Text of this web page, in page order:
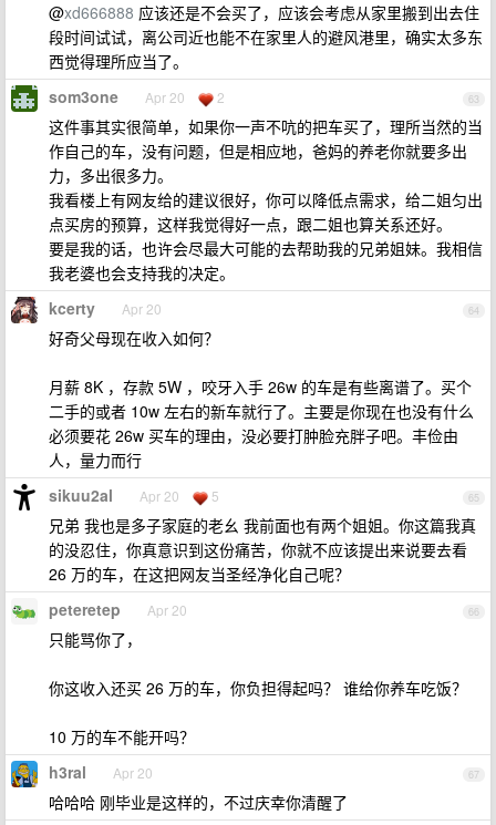
@xd666888 应该还是不会买了，应该会考虑从家里搬到出去住
段时间试试，离公司近也能不在家里人的避风港里，确实太多东
西觉得理所应当了。
63
som3one Apr 20 2
这件事其实很简单，如果你一声不吭的把车买了，理所当然的当
作自己的车，没有问题，但是相应地，爸妈的养老你就要多出
力，多出很多力。
我看楼上有网友给的建议很好，你可以降低点需求，给二姐匀出
点买房的预算，这样我觉得好一点，跟二姐也算关系还好。
要是我的话，也许会尽最大可能的去帮助我的兄弟姐妹。我相信
我老婆也会支持我的决定。
64
kcerty Apr 20
好奇父母现在收入如何？
月薪 8K ，存款 5W ，咬牙入手 26w 的车是有些离谱了。买个
二手的或者 10w 左右的新车就行了。主要是你现在也没有什么
必须要花 26w 买车的理由，没必要打肿脸充胖子吧。丰俭由
人，量力而行
65
sikuu2al Apr 20 5
兄弟 我也是多子家庭的老幺 我前面也有两个姐姐。你这篇我真
的没忍住，你真意识到这份痛苦，你就不应该提出来说要去看
26 万的车，在这把网友当圣经净化自己呢？
66
peteretep Apr 20
只能骂你了，
你这收入还买 26 万的车，你负担得起吗？ 谁给你养车吃饭？
10 万的车不能开吗？
67
h3ral Apr 20
哈哈哈 刚毕业是这样的，不过庆幸你清醒了